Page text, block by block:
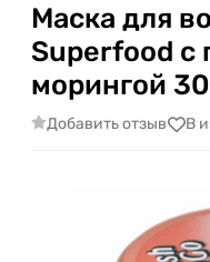
Маска для
Superfood с
морингой
Добавить отзыв В